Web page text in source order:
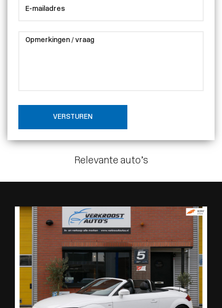
VERSTUREN
Relevante auto’s